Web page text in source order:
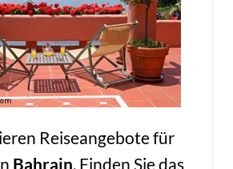
Reiseangebote für
Bahrain. Finden Sie das